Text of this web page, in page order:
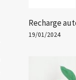
Recharge
19/01/2024